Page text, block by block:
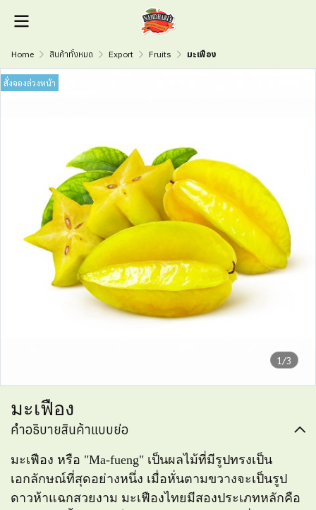
Home สินค้าทั้งหมด Export Fruits มะเฟือง
1/3
สั่งจองล่วงหน้า
มะเฟือง
คำอธิบายสินค้าแบบย่อ
มะเฟือง หรือ "Ma-fueng" เป็นผลไม้ที่มีรูปทรงเป็น
เอกลักษณ์ที่สุดอย่างหนึ่ง เมื่อหั่นตามขวางจะเป็นรูป
ดาวห้าแฉกสวยงาม มะเฟืองไทยมีสองประเภทหลักคือ